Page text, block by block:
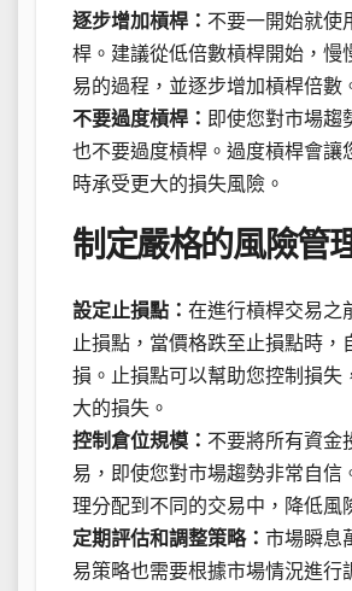
逐步增加槓桿： 不要一開始就使
桿。建議從低倍數槓桿開始，慢
易的過程，並逐步增加槓桿倍數
不要過度槓桿： 即使您對市場趨
也不要過度槓桿。過度槓桿會讓
時承受更大的損失風險。
制定嚴格的風險管
設定止損點： 在進行槓桿交易之
止損點，當價格跌至止損點時，
損。止損點可以幫助您控制損失
大的損失。
控制倉位規模： 不要將所有資金
易，即使您對市場趨勢非常自信
理分配到不同的交易中，降低風
定期評估和調整策略： 市場瞬息
易策略也需要根據市場情況進行